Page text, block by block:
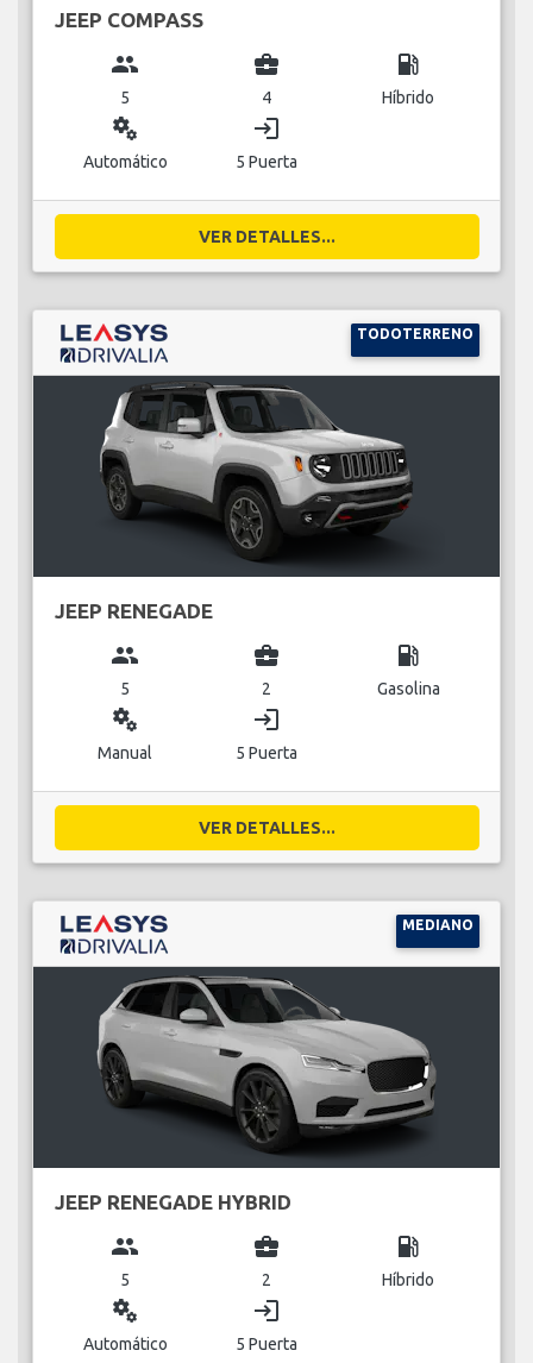
JEEP COMPASS
group
5
business_center
4
local_gas_station
Híbrido
miscellaneous_services
Automático
login
5 Puerta
VER DETALLES...
TODOTERRENO
JEEP RENEGADE
group
5
business_center
2
local_gas_station
Gasolina
miscellaneous_services
Manual
login
5 Puerta
VER DETALLES...
MEDIANO
JEEP RENEGADE HYBRID
group
5
business_center
2
local_gas_station
Híbrido
miscellaneous_services
Automático
login
5 Puerta